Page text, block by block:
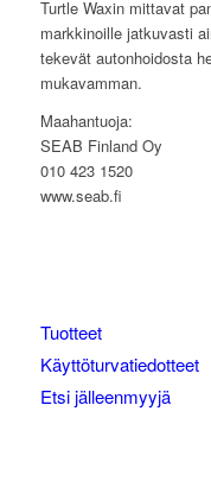
Turtle Waxin mittavat
markkinoille jatkuvasti
tekevät autonhoidosta
mukavamman.
Maahantuoja:
SEAB Finland Oy
010 423 1520
www.seab.fi
Tuotteet
Käyttöturvatiedotteet
Etsi jälleenmyyjä